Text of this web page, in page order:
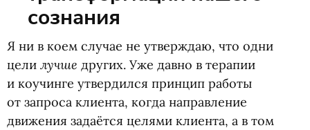
сознания
Я ни в коем случае не утверждаю, что одни
цели лучше других. Уже давно в терапии
и коучинге утвердился принцип работы
от запроса клиента, когда направление
движения задаётся целями клиента, а в том